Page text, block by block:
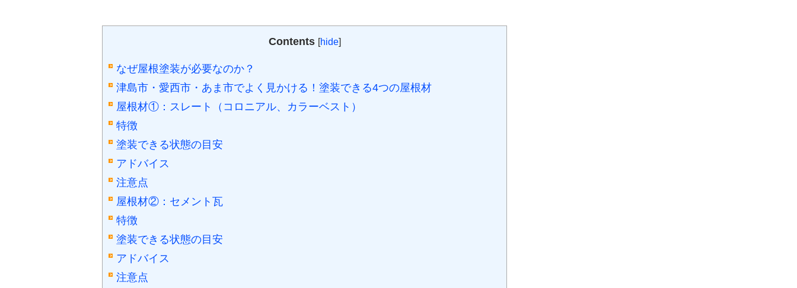
Contents [hide]
なぜ屋根塗装が必要なのか？
津島市・愛西市・あま市でよく見かける！塗装できる4つの屋根材
屋根材①：スレート（コロニアル、カラーベスト）
特徴
塗装できる状態の目安
アドバイス
注意点
屋根材②：セメント瓦
特徴
塗装できる状態の目安
アドバイス
注意点